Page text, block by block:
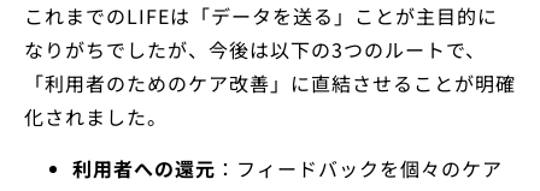
これまでのLIFEは「データを送る」ことが主目的に
なりがちでしたが、今後は以下の3つのルートで、
「利用者のためのケア改善」に直結させることが明確
化されました。
利用者への還元 ：フィードバックを個々のケア